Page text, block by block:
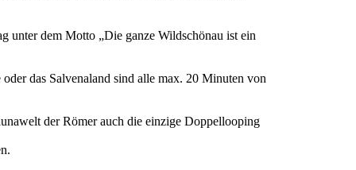
unter dem Motto „Die ganze Wildschönau ist ein
das Salvenaland sind alle max. 20 Minuten von
der Römer auch die einzige Doppellooping